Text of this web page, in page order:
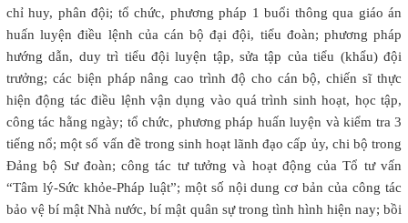
chỉ huy, phân đội; tổ chức, phương pháp 1 buổi thông qua giáo án
huấn luyện điều lệnh của cán bộ đại đội, tiểu đoàn; phương pháp
hướng dẫn, duy trì tiểu đội luyện tập, sửa tập của tiểu (khẩu) đội
trưởng; các biện pháp nâng cao trình độ cho cán bộ, chiến sĩ thực
hiện động tác điều lệnh vận dụng vào quá trình sinh hoạt, học tập,
công tác hằng ngày; tổ chức, phương pháp huấn luyện và kiểm tra 3
tiếng nổ; một số vấn đề trong sinh hoạt lãnh đạo cấp ủy, chi bộ trong
Đảng bộ Sư đoàn; công tác tư tưởng và hoạt động của Tổ tư vấn
“Tâm lý-Sức khỏe-Pháp luật”; một số nội dung cơ bản của công tác
bảo vệ bí mật Nhà nước, bí mật quân sự trong tình hình hiện nay; bồi